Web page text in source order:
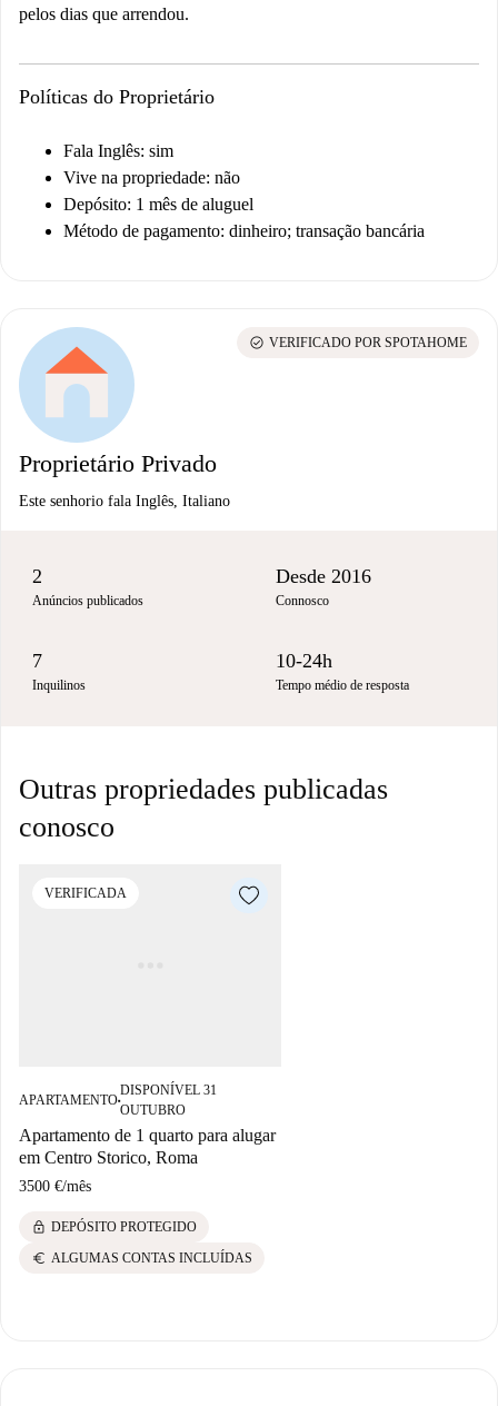
pelos dias que arrendou.
Políticas do Proprietário
Fala Inglês: sim
Vive na propriedade: não
Depósito: 1 mês de aluguel
Método de pagamento: dinheiro; transação bancária
Proprietário Privado
Este senhorio fala Inglês, Italiano
check_circle VERIFICADO POR SPOTAHOME
2
Anúncios publicados
Desde 2016
Connosco
7
Inquilinos
10-24h
Tempo médio de resposta
Outras propriedades publicadas
conosco
VERIFICADA
APARTAMENTO■
DISPONÍVEL 31
OUTUBRO
Apartamento de 1 quarto para alugar
em Centro Storico, Roma
3500 €/mês
lock DEPÓSITO PROTEGIDO
euro ALGUMAS CONTAS INCLUÍDAS